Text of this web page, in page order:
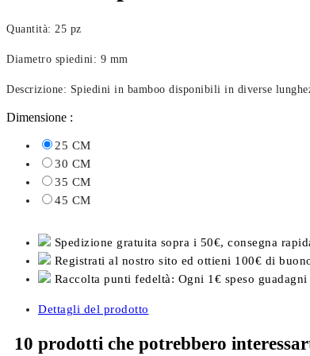
Quantità: 25 pz
Diametro spiedini: 9 mm
Descrizione: Spiedini in bamboo disponibili in diverse
Dimensione :
25 CM
30 CM
35 CM
45 CM
Spedizione gratuita sopra i 50€, consegna
Registrati al nostro sito ed ottieni 100€ di
Raccolta punti fedeltà: Ogni 1€ speso
Dettagli del prodotto
10 prodotti che potrebbero